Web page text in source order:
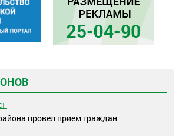
провел прием граждан